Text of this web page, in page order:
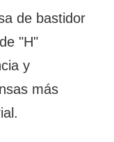
de bastidor
"H"
y
más